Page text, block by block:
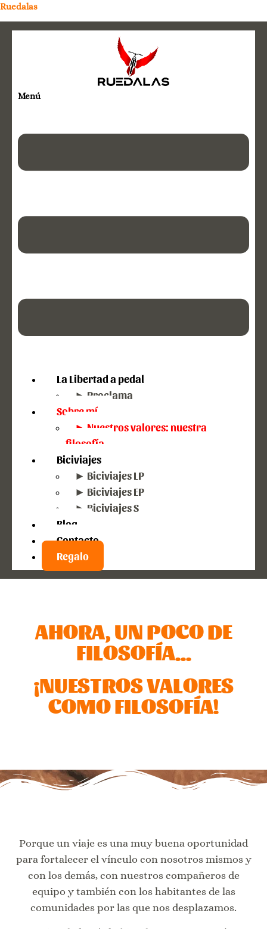
Ruedalas
Menú
La Libertad a pedal
► Proclama
Sobre mí
► Nuestros valores: nuestra
filosofía
Biciviajes
► Biciviajes LP
► Biciviajes EP
► Biciviajes S
Blog
Contacto
Regalo
AHORA, UN POCO DE
FILOSOFÍA...
¡NUESTROS VALORES
COMO FILOSOFÍA!
Porque un viaje es una muy buena oportunidad
para fortalecer el vínculo con nosotros mismos y
con los demás, con nuestros compañeros de
equipo y también con los habitantes de las
comunidades por las que nos desplazamos.